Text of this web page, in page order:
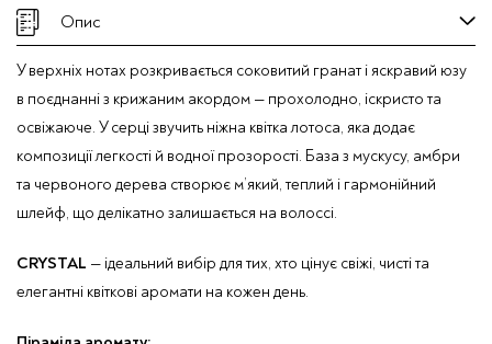
волосся
"CRYSTAL"
Mira
Max
кількість
Опис
У верхніх нотах розкривається соковитий гранат і яскравий юзу
в поєднанні з крижаним акордом — прохолодно, іскристо та
освіжаюче. У серці звучить ніжна квітка лотоса, яка додає
композиції легкості й водної прозорості. База з мускусу, амбри
та червоного дерева створює м’який, теплий і гармонійний
шлейф, що делікатно залишається на волоссі.
CRYSTAL — ідеальний вибір для тих, хто цінує свіжі, чисті та
елегантні квіткові аромати на кожен день.